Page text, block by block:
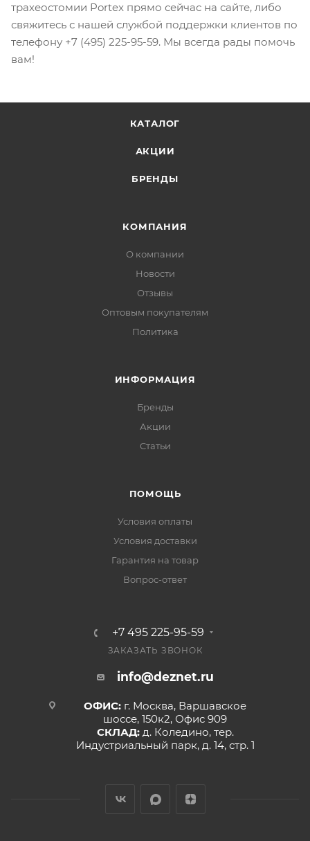
трахеостомии Portex прямо сейчас на сайте, либо
свяжитесь с нашей службой поддержки клиентов по
телефону +7 (495) 225-95-59. Мы всегда рады помочь
вам!
КАТАЛОГ
АКЦИИ
БРЕНДЫ
КОМПАНИЯ
О компании
Новости
Отзывы
Оптовым покупателям
Политика
ИНФОРМАЦИЯ
Бренды
Акции
Статьи
ПОМОЩЬ
Условия оплаты
Условия доставки
Гарантия на товар
Вопрос-ответ
+7 495 225-95-59
ЗАКАЗАТЬ ЗВОНОК
info@deznet.ru
ОФИС: г. Москва, Варшавское
шоссе, 150к2, Офис 909
СКЛАД: д. Коледино, тер.
Индустриальный парк, д. 14, стр. 1